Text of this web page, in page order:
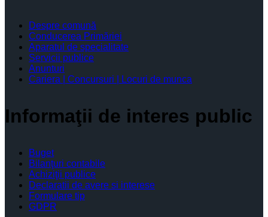
Despre comună
Conducerea Primăriei
Aparatul de specialitate
Servicii publice
Anunturi
Cariera | Concursuri | Locuri de munca
Informaţii de interes public
Buget
Bilanţuri contabile
Achiziţii publice
Declaratii de avere si interese
Formulare tip
GDPR